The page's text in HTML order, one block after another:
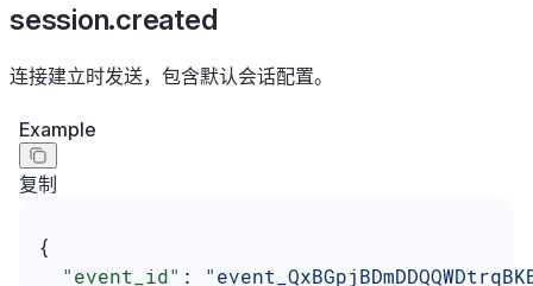
session.created
连接建立时发送，包含默认会话配置。
Example
复制
{
  "event_id"
: